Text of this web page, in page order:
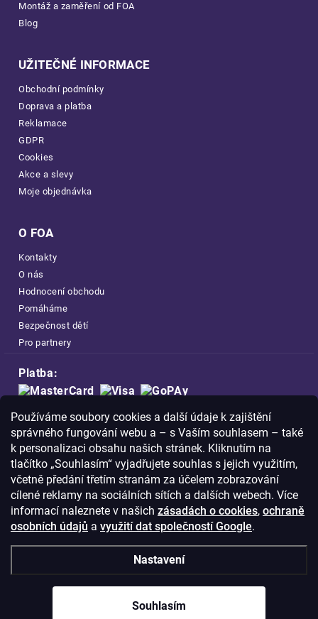
Používáme soubory cookies a další údaje k zajištění
správného fungování webu a – s Vaším souhlasem – také
k personalizaci obsahu našich stránek. Kliknutím na
tlačítko „Souhlasím“ vyjadřujete souhlas s jejich využitím,
včetně předání třetím stranám za účelem zobrazování
cílené reklamy na sociálních sítích a dalších webech. Více
informací naleznete v našich zásadách o cookies, ochraně
osobních údajů a využití dat společností Google.
Nastavení
Souhlasím
Montáž a zaměření od FOA
Blog
UŽITEČNÉ INFORMACE
Obchodní podmínky
Doprava a platba
Reklamace
GDPR
Cookies
Akce a slevy
Moje objednávka
O FOA
Kontakty
O nás
Hodnocení obchodu
Pomáháme
Bezpečnost dětí
Pro partnery
Platba:
Doprava:
Nakupujte na FOA bezpečně a bez obav.
Díky HTTPS protokolu jsou Vaše citlivá
data v naprostém bezpečí.
© Copyright2026Westlogic s.r.o.,
IČO: 28637372